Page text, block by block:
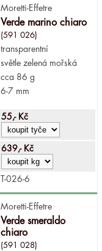
Moretti-Effetre
Verde marino chiaro
(591 026)
transparentní
světle zelená mořská
cca 86 g
6-7 mm
55,- Kč
639,- Kč
T-026-6
Moretti-Effetre
Verde smeraldo
chiaro
(591 028)